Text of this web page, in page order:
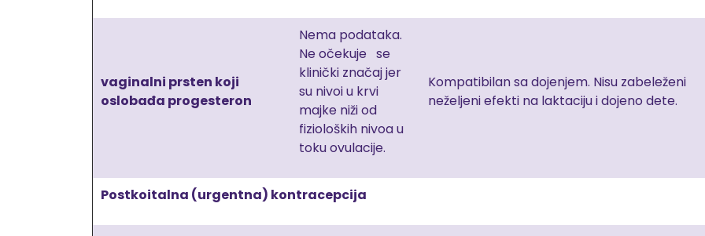
vaginalni prsten koji
oslobađa progesteron
Nema podataka.
Ne očekuje se
klinički značaj jer
su nivoi u krvi
majke niži od
fizioloških nivoa u
toku ovulacije.
Kompatibilan sa dojenjem. Nisu zabeleženi
neželjeni efekti na laktaciju i dojeno dete.
Postkoitalna (urgentna) kontracepcija